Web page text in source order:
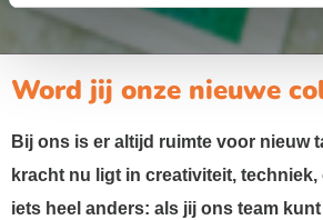
Word jij onze nieuwe
Bij ons is er altijd ruimte voor nieuw
kracht nu ligt in creativiteit,
iets heel anders: als jij ons team